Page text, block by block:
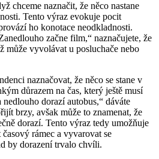
chceme naznačit, že něco nastane
Tento výraz evokuje pocit
ho konotace neodkladnosti.
začne film,“ naznačujete, že
může vyvolávat u posluchače nebo
naznačovat, že něco se stane v
důrazem na čas, který ještě musí
dorazí autobus,“ dáváte
brzy, avšak může to znamenat, že
dorazí. Tento výraz tedy umožňuje
rámec a vyvarovat se
by dorazení trvalo chvíli.